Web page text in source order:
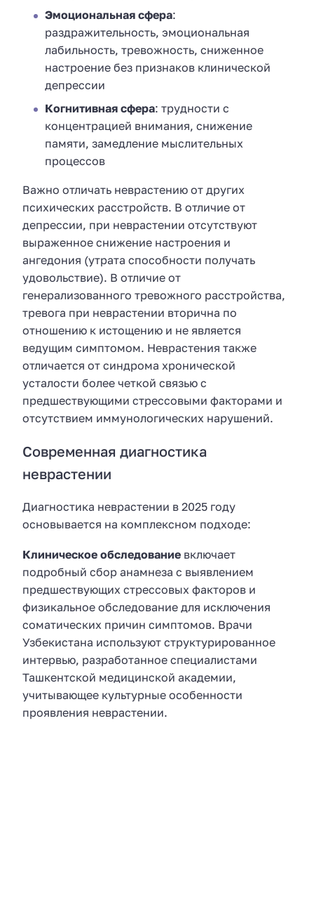
Эмоциональная сфера:
раздражительность, эмоциональная
лабильность, тревожность, сниженное
настроение без признаков клинической
депрессии
Когнитивная сфера: трудности с
концентрацией внимания, снижение
памяти, замедление мыслительных
процессов
Важно отличать неврастению от других
психических расстройств. В отличие от
депрессии, при неврастении отсутствуют
выраженное снижение настроения и
ангедония (утрата способности получать
удовольствие). В отличие от
генерализованного тревожного расстройства,
тревога при неврастении вторична по
отношению к истощению и не является
ведущим симптомом. Неврастения также
отличается от синдрома хронической
усталости более четкой связью с
предшествующими стрессовыми факторами и
отсутствием иммунологических нарушений.
Современная диагностика
неврастении
Диагностика неврастении в 2025 году
основывается на комплексном подходе:
Клиническое обследование включает
подробный сбор анамнеза с выявлением
предшествующих стрессовых факторов и
физикальное обследование для исключения
соматических причин симптомов. Врачи
Узбекистана используют структурированное
интервью, разработанное специалистами
Ташкентской медицинской академии,
учитывающее культурные особенности
проявления неврастении.